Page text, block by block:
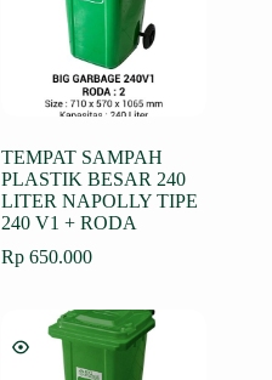
TEMPAT SAMPAH
PLASTIK BESAR 240
LITER NAPOLLY TIPE
240 V1 + RODA
Rp 650.000